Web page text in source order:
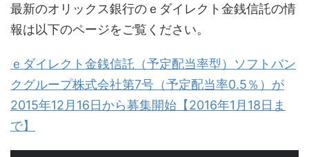
最新のオリックス銀行のｅダイレクト金銭信託の情
報は以下のページをご覧ください。
ｅダイレクト金銭信託（予定配当率型）ソフトバン
クグループ株式会社第7号（予定配当率0.5％）が
2015年12月16日から募集開始【2016年1月18日ま
で】